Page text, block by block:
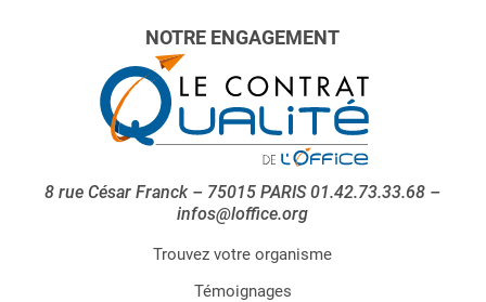
NOTRE ENGAGEMENT
8 rue César Franck – 75015 PARIS 01.42.73.33.68 –
infos@loffice.org
Trouvez votre organisme
Témoignages